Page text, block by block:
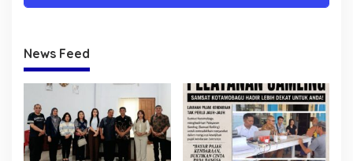
News Feed